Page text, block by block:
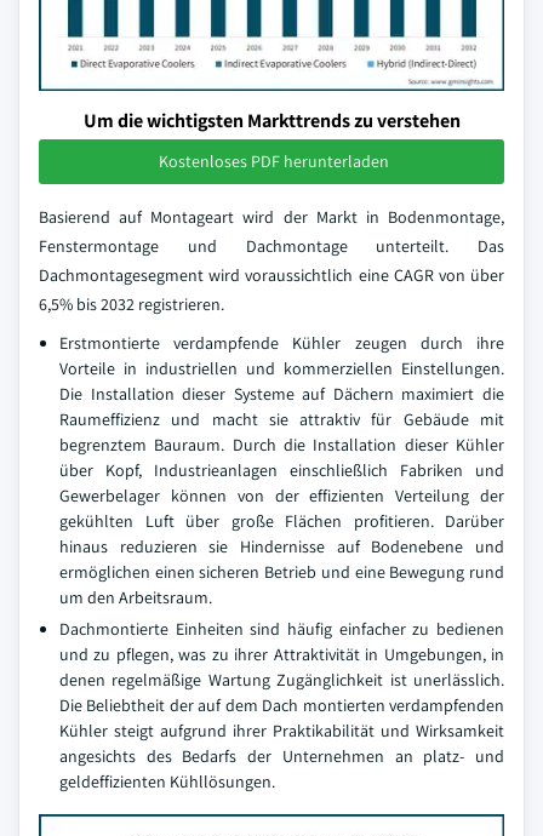
Um die wichtigsten Markttrends zu verstehen
Kostenloses PDF herunterladen
Basierend auf Montageart wird der Markt in Bodenmontage,
Fenstermontage und Dachmontage unterteilt. Das
Dachmontagesegment wird voraussichtlich eine CAGR von über
6,5% bis 2032 registrieren.
Erstmontierte verdampfende Kühler zeugen durch ihre
Vorteile in industriellen und kommerziellen Einstellungen.
Die Installation dieser Systeme auf Dächern maximiert die
Raumeffizienz und macht sie attraktiv für Gebäude mit
begrenztem Bauraum. Durch die Installation dieser Kühler
über Kopf, Industrieanlagen einschließlich Fabriken und
Gewerbelager können von der effizienten Verteilung der
gekühlten Luft über große Flächen profitieren. Darüber
hinaus reduzieren sie Hindernisse auf Bodenebene und
ermöglichen einen sicheren Betrieb und eine Bewegung rund
um den Arbeitsraum.
Dachmontierte Einheiten sind häufig einfacher zu bedienen
und zu pflegen, was zu ihrer Attraktivität in Umgebungen, in
denen regelmäßige Wartung Zugänglichkeit ist unerlässlich.
Die Beliebtheit der auf dem Dach montierten verdampfenden
Kühler steigt aufgrund ihrer Praktikabilität und Wirksamkeit
angesichts des Bedarfs der Unternehmen an platz- und
geldeffizienten Kühllösungen.